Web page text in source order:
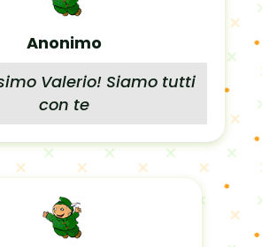
Anonimo
Valerio! Siamo tutti
con te